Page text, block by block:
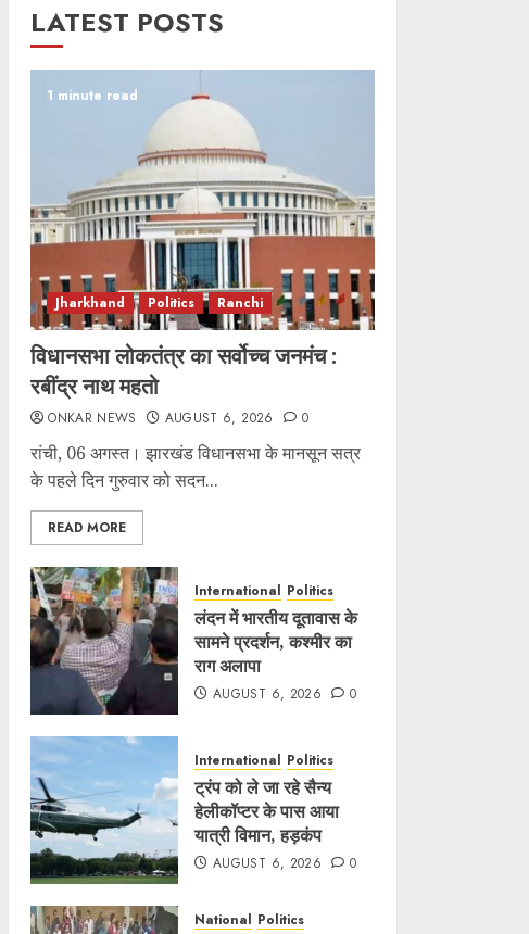
LATEST POSTS
1 minute read
Jharkhand Politics Ranchi
विधानसभा लोकतंत्र का सर्वोच्च जनमंच :
रबींद्र नाथ महतो
ONKAR NEWS AUGUST 6, 2026 0
रांची, 06 अगस्त। झारखंड विधानसभा के मानसून सत्र
के पहले दिन गुरुवार को सदन...
READ MORE
International Politics
लंदन में भारतीय दूतावास के
सामने प्रदर्शन, कश्मीर का
राग अलापा
AUGUST 6, 2026 0
International Politics
ट्रंप को ले जा रहे सैन्य
हेलीकॉप्टर के पास आया
यात्री विमान, हड़कंप
AUGUST 6, 2026 0
National Politics